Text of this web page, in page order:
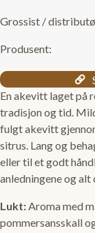
Grossist /
Produsent:
En akevitt laget på
tradisjon og tid.
fulgt akevitt
sitrus. Lang og
eller til et godt
anledningene og
Lukt:Aroma med
pommersansskall